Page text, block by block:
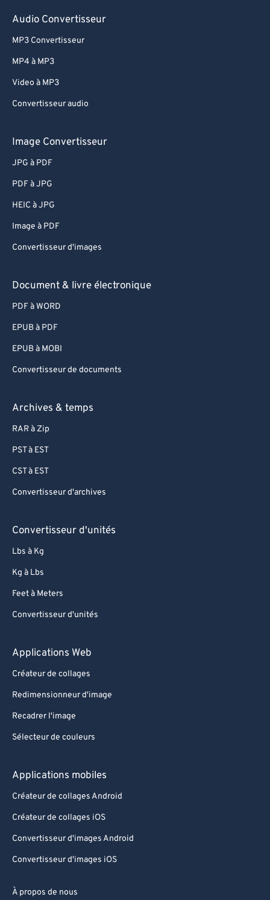
Audio Convertisseur
MP3 Convertisseur
MP4 à MP3
Video à MP3
Convertisseur audio
Image Convertisseur
JPG à PDF
PDF à JPG
HEIC à JPG
Image à PDF
Convertisseur d'images
Document & livre électronique
PDF à WORD
EPUB à PDF
EPUB à MOBI
Convertisseur de documents
Archives & temps
RAR à Zip
PST à EST
CST à EST
Convertisseur d'archives
Convertisseur d'unités
Lbs à Kg
Kg à Lbs
Feet à Meters
Convertisseur d'unités
Applications Web
Créateur de collages
Redimensionneur d'image
Recadrer l'image
Sélecteur de couleurs
Applications mobiles
Créateur de collages Android
Créateur de collages iOS
Convertisseur d'images Android
Convertisseur d'images iOS
À propos de nous